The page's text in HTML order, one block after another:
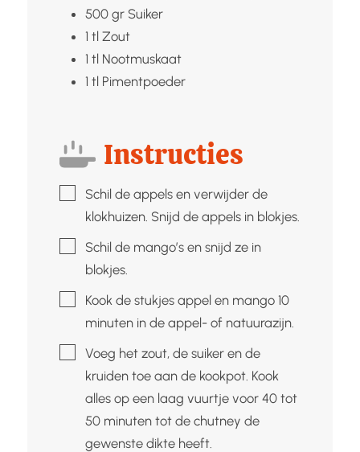
500 gr Suiker
1 tl Zout
1 tl Nootmuskaat
1 tl Pimentpoeder
Instructies
▢Schil de appels en verwijder de
klokhuizen. Snijd de appels in blokjes.
▢Schil de mango’s en snijd ze in
blokjes.
▢Kook de stukjes appel en mango 10
minuten in de appel- of natuurazijn.
▢Voeg het zout, de suiker en de
kruiden toe aan de kookpot. Kook
alles op een laag vuurtje voor 40 tot
50 minuten tot de chutney de
gewenste dikte heeft.